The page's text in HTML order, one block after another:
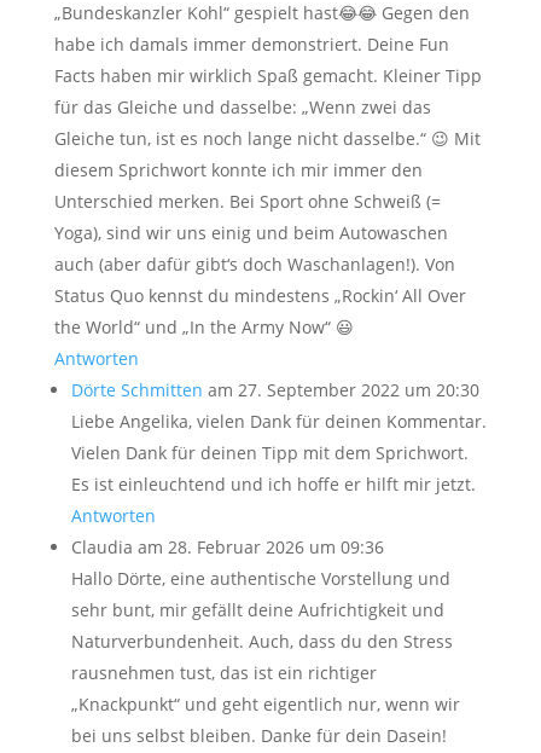
„Bundeskanzler Kohl“ gespielt hast😂😂 Gegen den
habe ich damals immer demonstriert. Deine Fun
Facts haben mir wirklich Spaß gemacht. Kleiner Tipp
für das Gleiche und dasselbe: „Wenn zwei das
Gleiche tun, ist es noch lange nicht dasselbe.“ 😉 Mit
diesem Sprichwort konnte ich mir immer den
Unterschied merken. Bei Sport ohne Schweiß (=
Yoga), sind wir uns einig und beim Autowaschen
auch (aber dafür gibt‘s doch Waschanlagen!). Von
Status Quo kennst du mindestens „Rockin‘ All Over
the World“ und „In the Army Now“ 😃
Antworten
Dörte Schmitten am 27. September 2022 um 20:30
Liebe Angelika, vielen Dank für deinen Kommentar.
Vielen Dank für deinen Tipp mit dem Sprichwort.
Es ist einleuchtend und ich hoffe er hilft mir jetzt.
Antworten
Claudia am 28. Februar 2026 um 09:36
Hallo Dörte, eine authentische Vorstellung und
sehr bunt, mir gefällt deine Aufrichtigkeit und
Naturverbundenheit. Auch, dass du den Stress
rausnehmen tust, das ist ein richtiger
„Knackpunkt“ und geht eigentlich nur, wenn wir
bei uns selbst bleiben. Danke für dein Dasein!